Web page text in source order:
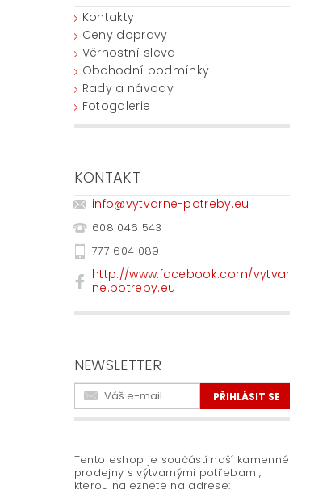
Kontakty
Ceny dopravy
Věrnostní sleva
Obchodní podmínky
Rady a návody
Fotogalerie
KONTAKT
info@vytvarne-potreby.eu
608 046 543
777 604 089
http://www.facebook.com/vytvar
ne.potreby.eu
NEWSLETTER
Tento eshop je součástí naší kamenné
prodejny s výtvarnými potřebami,
kterou naleznete na adrese: